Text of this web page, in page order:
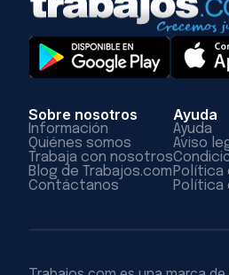
Sobre nosotros
Información
Quiénes somos
Trabaja con nosotros
Blog de Trabajos.com
Contáctanos
Ayuda
Ayuda
Aviso
Política
Política